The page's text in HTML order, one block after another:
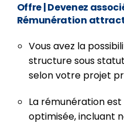
Offre| Devenez
Rémunération
Vous avez la
structure sous
selon votre projet
La rémunération
optimisée, incluant